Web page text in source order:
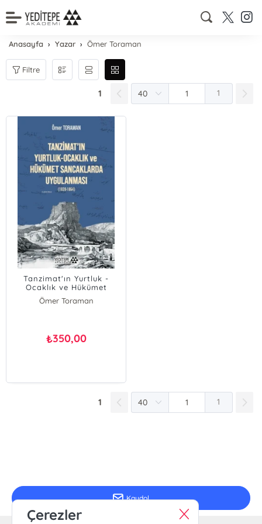
Anasayfa Yazar Ömer Toraman
Filtre
1 1
Tanzimat'ın Yurtluk -
Ocaklık ve Hükümet
Sancaklarda Uygulanması
Ömer Toraman
₺350,00
1 1
Kaydol
Çerezler